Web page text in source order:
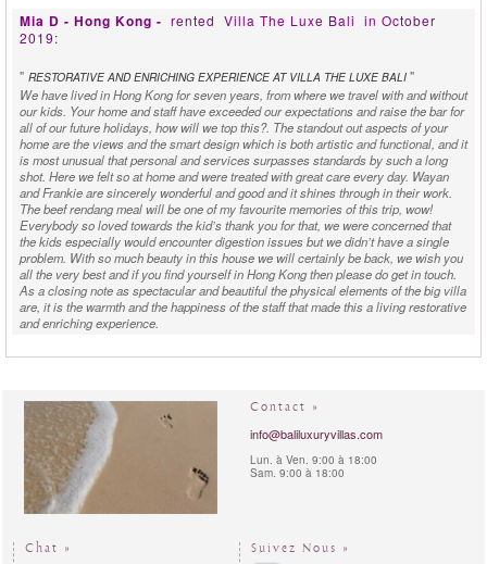
Mia D - Hong Kong - rented Villa The Luxe Bali in October
2019:
" RESTORATIVE AND ENRICHING EXPERIENCE AT VILLA THE LUXE BALI "
We have lived in Hong Kong for seven years, from where we travel with and without
our kids. Your home and staff have exceeded our expectations and raise the bar for
all of our future holidays, how will we top this?. The standout out aspects of your
home are the views and the smart design which is both artistic and functional, and it
is most unusual that personal and services surpasses standards by such a long
shot. Here we felt so at home and were treated with great care every day. Wayan
and Frankie are sincerely wonderful and good and it shines through in their work.
The beef rendang meal will be one of my favourite memories of this trip, wow!
Everybody so loved towards the kid’s thank you for that, we were concerned that
the kids especially would encounter digestion issues but we didn’t have a single
problem. With so much beauty in this house we will certainly be back, we wish you
all the very best and if you find yourself in Hong Kong then please do get in touch.
As a closing note as spectacular and beautiful the physical elements of the big villa
are, it is the warmth and the happiness of the staff that made this a living restorative
and enriching experience.
Miguel D - Netherlands -rentedVilla The Luxe Bali in August
WONDERFULL STAY, WONDERFULL VIEW "
Stayed here three nights. Beautiful villa with all the luxe you need. Every detail is
adapted to a luxurious but comfortable lifestyle. Very friendly host, who helps you
with all your questions. The location can’t be better; wonderful view over Padang
Padang beach. Definitely one of the best villas that we’ve stayed in!
2017:
Contact »
info@baliluxuryvillas.com
Lun. à Ven. 9:00 à 18:00
Sam. 9:00 à 18:00
Chat » Suivez Nous »